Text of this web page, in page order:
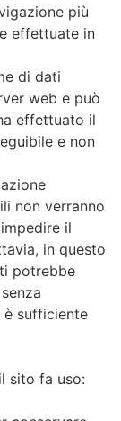
più
effettuate in
di dati
web e può
effettuato il
e non
non verranno
il
in questo
potrebbe
sufficiente
sito fa uso: